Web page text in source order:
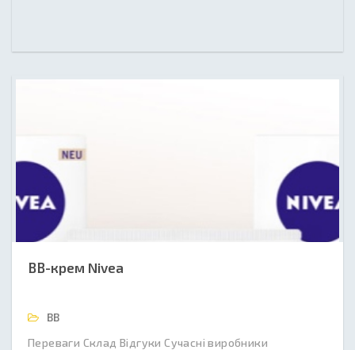
BB-крем Nivea
BB
Переваги Склад Відгуки Сучасні виробники